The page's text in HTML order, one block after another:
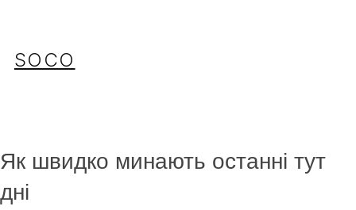
SOCO
Як швидко минають останні тут
дні